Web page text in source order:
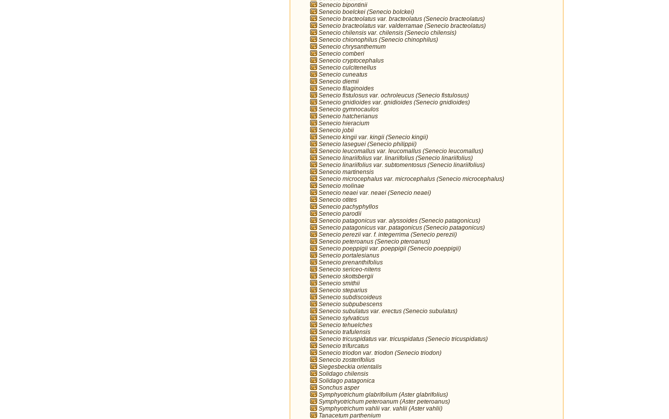
Senecio bipontinii
Senecio boelckei (Senecio bolckei)
Senecio bracteolatus var. bracteolatus (Senecio bracteolatus)
Senecio bracteolatus var. valderramae (Senecio bracteolatus)
Senecio chilensis var. chilensis (Senecio chilensis)
Senecio chionophilus (Senecio chinophilus)
Senecio chrysanthemum
Senecio comberi
Senecio cryptocephalus
Senecio culcitenellus
Senecio cuneatus
Senecio diemii
Senecio filaginoides
Senecio fistulosus var. ochroleucus (Senecio fistulosus)
Senecio gnidioides var. gnidioides (Senecio gnidioides)
Senecio gymnocaulos
Senecio hatcherianus
Senecio hieracium
Senecio jobii
Senecio kingii var. kingii (Senecio kingii)
Senecio laseguei (Senecio philippii)
Senecio leucomallus var. leucomallus (Senecio leucomallus)
Senecio linariifolius var. linariifolius (Senecio linariifolius)
Senecio linariifolius var. subtomentosus (Senecio linariifolius)
Senecio martinensis
Senecio microcephalus var. microcephalus (Senecio microcephalus)
Senecio molinae
Senecio neaei var. neaei (Senecio neaei)
Senecio otites
Senecio pachyphyllos
Senecio parodii
Senecio patagonicus var. alyssoides (Senecio patagonicus)
Senecio patagonicus var. patagonicus (Senecio patagonicus)
Senecio perezii var. f. integerrima (Senecio perezii)
Senecio peteroanus (Senecio pteroanus)
Senecio poeppigii var. poeppigii (Senecio poeppigii)
Senecio portalesianus
Senecio prenanthifolius
Senecio sericeo-nitens
Senecio skottsbergii
Senecio smithii
Senecio steparius
Senecio subdiscoideus
Senecio subpubescens
Senecio subulatus var. erectus (Senecio subulatus)
Senecio sylvaticus
Senecio tehuelches
Senecio trafulensis
Senecio tricuspidatus var. tricuspidatus (Senecio tricuspidatus)
Senecio trifurcatus
Senecio triodon var. triodon (Senecio triodon)
Senecio zosterifolius
Siegesbeckia orientalis
Solidago chilensis
Solidago patagonica
Sonchus asper
Symphyotrichum glabrifolium (Aster glabrifolius)
Symphyotrichum peteroanum (Aster peteroanus)
Symphyotrichum vahlii var. vahlii (Aster vahlii)
Tanacetum parthenium